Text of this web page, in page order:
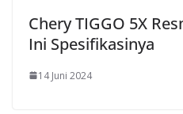
Chery TIGGO 5X
Ini Spesifikasinya
14 Juni 2024